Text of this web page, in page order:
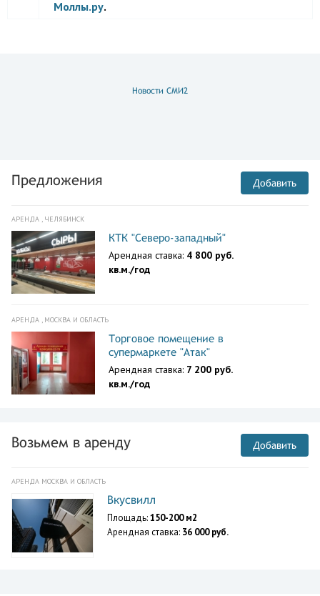
Моллы.ру.
Новости СМИ2
Предложения Добавить
АРЕНДА , ЧЕЛЯБИНСК
КТК "Северо-западный"
Арендная ставка: 4 800 руб.
кв.м./год
АРЕНДА , МОСКВА И ОБЛАСТЬ
Торговое помещение в
супермаркете "Атак"
Арендная ставка: 7 200 руб.
кв.м./год
Возьмем в аренду Добавить
АРЕНДА МОСКВА И ОБЛАСТЬ
Вкусвилл
Площадь:150-200 м2
Арендная ставка: 36 000 руб.